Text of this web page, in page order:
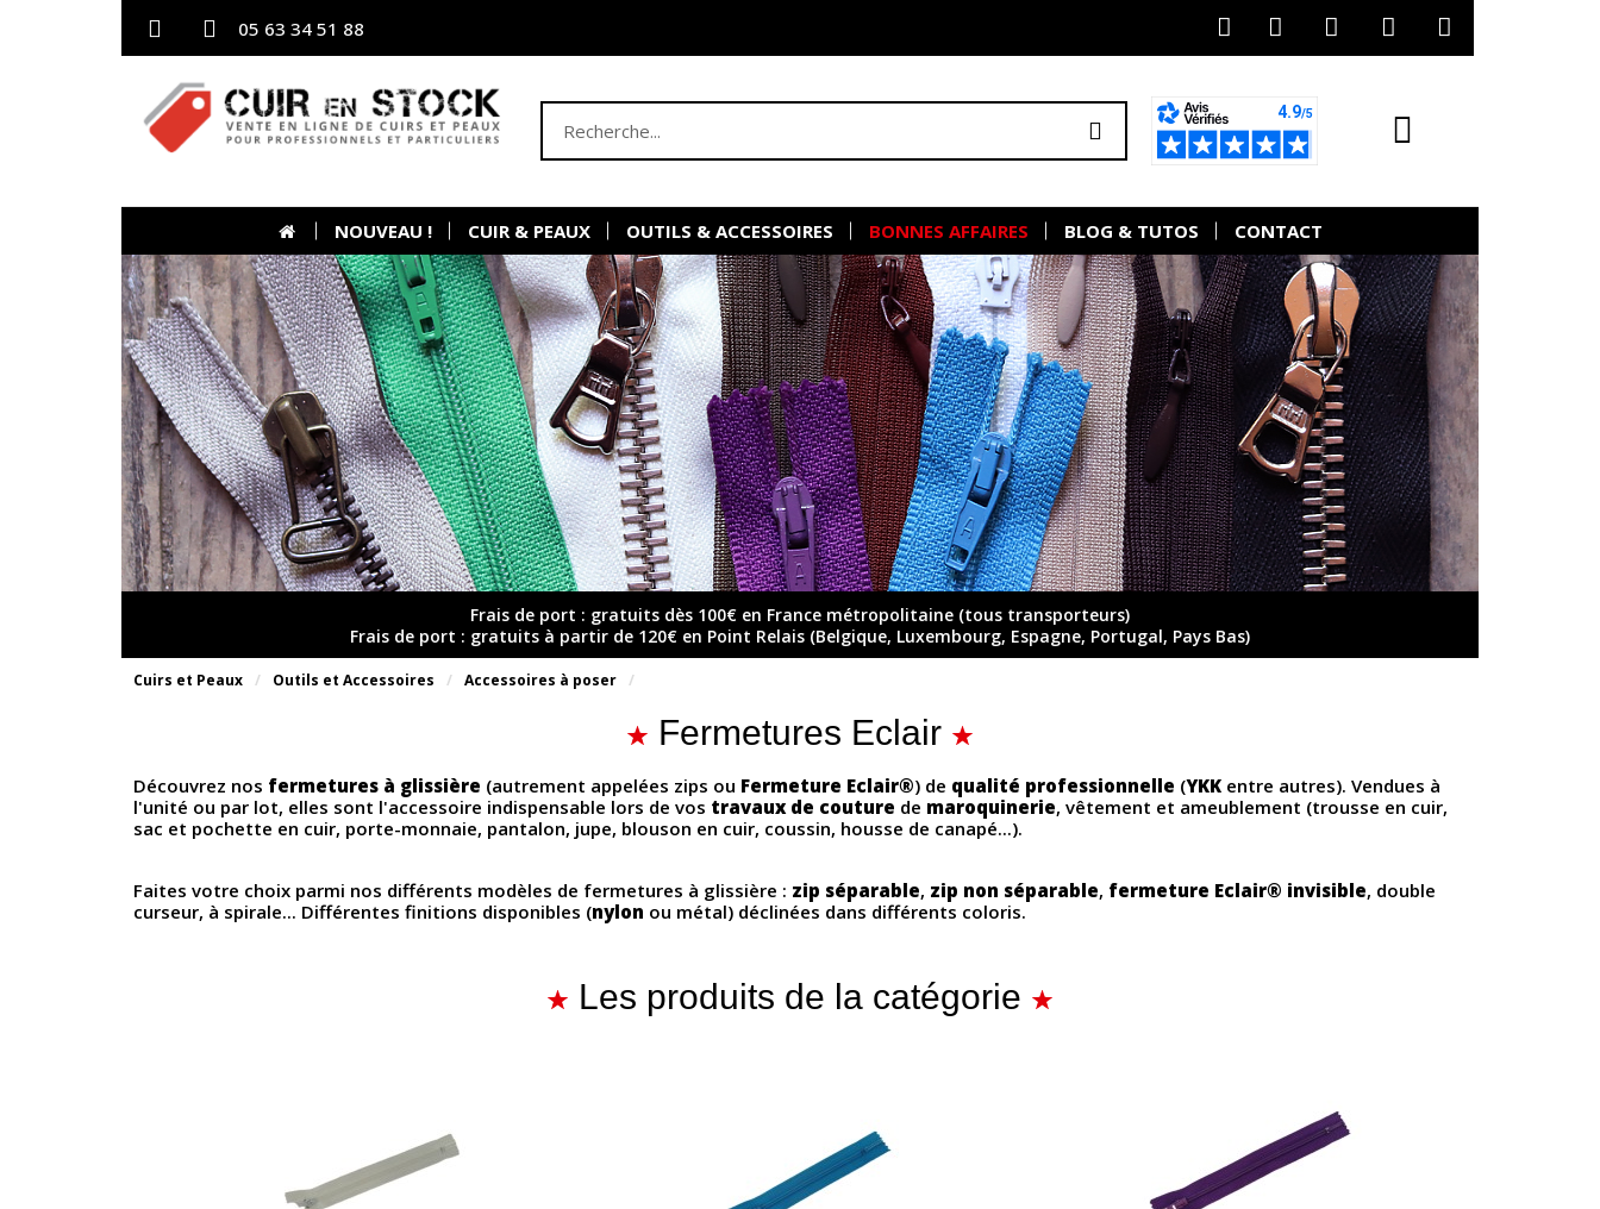
05 63 34 51 88
NOUVEAU ! CUIR & PEAUX OUTILS & ACCESSOIRES BONNES AFFAIRES BLOG & TUTOS CONTACT
Frais de port : gratuits dès 100€ en France métropolitaine (tous transporteurs)
Frais de port : gratuits à partir de 120€ en Point Relais (Belgique, Luxembourg, Espagne, Portugal, Pays Bas)
Cuirs et Peaux Outils et Accessoires Accessoires à poser
Fermetures Eclair
Découvrez nos fermetures à glissière (autrement appelées zips ou Fermeture Eclair®) de qualité professionnelle (YKK entre autres). Vendues à
l'unité ou par lot, elles sont l'accessoire indispensable lors de vos travaux de couture de maroquinerie, vêtement et ameublement (trousse en cuir,
sac et pochette en cuir, porte-monnaie, pantalon, jupe, blouson en cuir, coussin, housse de canapé...).
Faites votre choix parmi nos différents modèles de fermetures à glissière : zip séparable, zip non séparable, fermeture Eclair® invisible, double
curseur, à spirale... Différentes finitions disponibles (nylon ou métal) déclinées dans différents coloris.
Les produits de la catégorie